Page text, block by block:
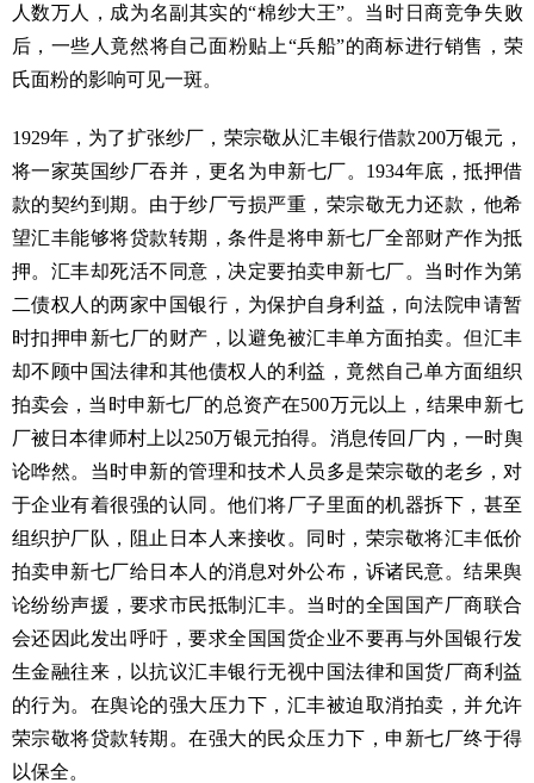
人数万人，成为名副其实的“棉纱大王”。当时日商竞争失败
后，一些人竟然将自己面粉贴上“兵船”的商标进行销售，荣
氏面粉的影响可见一斑。
1929年，为了扩张纱厂，荣宗敬从汇丰银行借款200万银元，
将一家英国纱厂吞并，更名为申新七厂。1934年底，抵押借
款的契约到期。由于纱厂亏损严重，荣宗敬无力还款，他希
望汇丰能够将贷款转期，条件是将申新七厂全部财产作为抵
押。汇丰却死活不同意，决定要拍卖申新七厂。当时作为第
二债权人的两家中国银行，为保护自身利益，向法院申请暂
时扣押申新七厂的财产，以避免被汇丰单方面拍卖。但汇丰
却不顾中国法律和其他债权人的利益，竟然自己单方面组织
拍卖会，当时申新七厂的总资产在500万元以上，结果申新七
厂被日本律师村上以250万银元拍得。消息传回厂内，一时舆
论哗然。当时申新的管理和技术人员多是荣宗敬的老乡，对
于企业有着很强的认同。他们将厂子里面的机器拆下，甚至
组织护厂队，阻止日本人来接收。同时，荣宗敬将汇丰低价
拍卖申新七厂给日本人的消息对外公布，诉诸民意。结果舆
论纷纷声援，要求市民抵制汇丰。当时的全国国产厂商联合
会还因此发出呼吁，要求全国国货企业不要再与外国银行发
生金融往来，以抗议汇丰银行无视中国法律和国货厂商利益
的行为。在舆论的强大压力下，汇丰被迫取消拍卖，并允许
荣宗敬将贷款转期。在强大的民众压力下，申新七厂终于得
以保全。